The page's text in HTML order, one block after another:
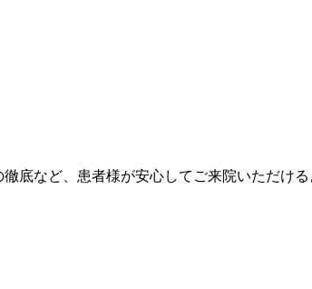
底など、患者様が安心してご来院いただけ